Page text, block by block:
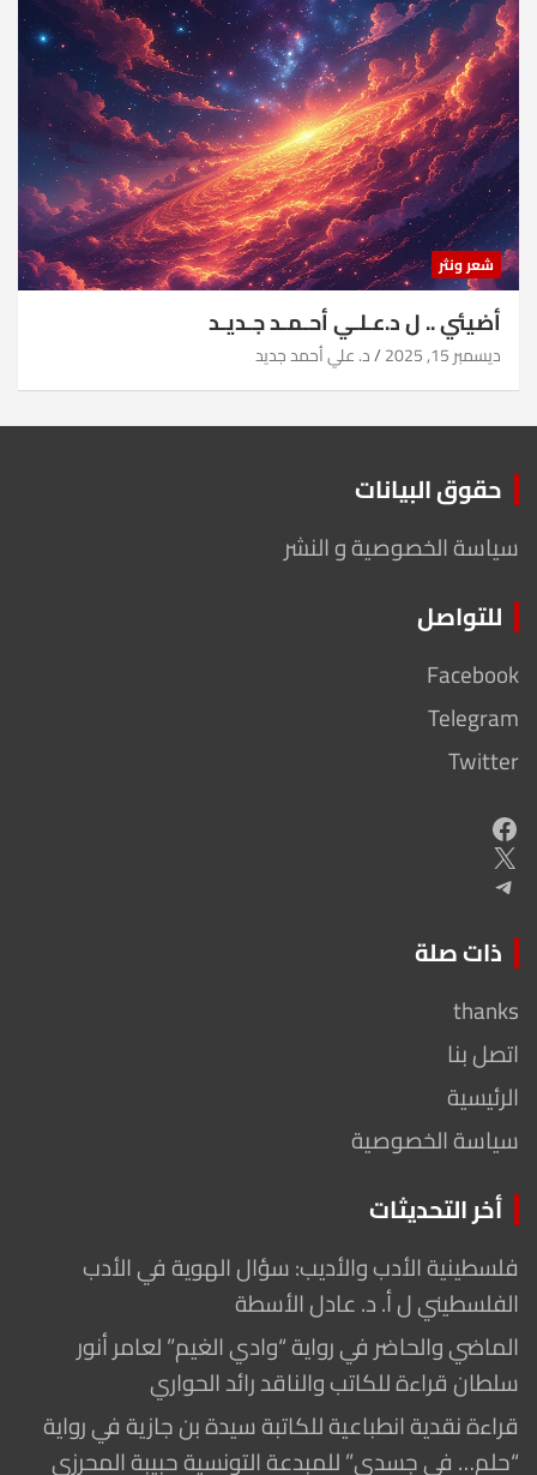
شعر ونثر
أضيئي .. ل د.عـلـي أحـمـد جـديـد
ديسمبر 15, 2025 د. علي أحمد جديد
حقوق البيانات
سياسة الخصوصية و النشر
للتواصل
Facebook
Telegram
Twitter
Facebook
X
Telegram
ذات صلة
thanks
اتصل بنا
الرئيسية
سياسة الخصوصية
أخر التحديثات
فلسطينية الأدب والأديب: سؤال الهوية في الأدب
الفلسطيني ل أ. د. عادل الأسطة
الماضي والحاضر في رواية “وادي الغيم” لعامر أنور
سلطان قراءة للكاتب والناقد رائد الحواري
قراءة نقدية انطباعية للكاتبة سيدة بن جازية في رواية
“حلم… في جسدي” للمبدعة التونسية حبيبة المحرزي